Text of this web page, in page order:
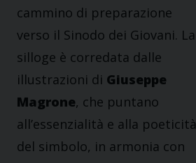
cammino di preparazione
verso il Sinodo dei Giovani. La
silloge è corredata dalle
illustrazioni di Giuseppe
Magrone, che puntano
all’essenzialità e alla poeticità
del simbolo, in armonia con